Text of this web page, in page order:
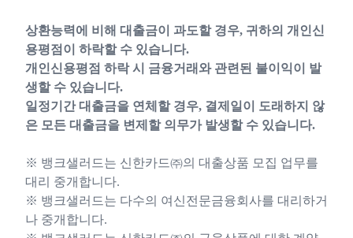
상환능력에 비해 대출금이 과도할 경우, 귀하의 개인신
용평점이 하락할 수 있습니다.
개인신용평점 하락 시 금융거래와 관련된 불이익이 발
생할 수 있습니다.
일정기간 대출금을 연체할 경우, 결제일이 도래하지 않
은 모든 대출금을 변제할 의무가 발생할 수 있습니다.
※ 뱅크샐러드는 신한카드㈜의 대출상품 모집 업무를
대리 중개합니다.
※ 뱅크샐러드는 다수의 여신전문금융회사를 대리하거
나 중개합니다.